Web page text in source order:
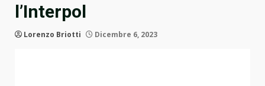
l’Interpol
Lorenzo Briotti Dicembre 6, 2023